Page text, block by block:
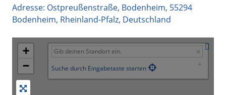
Adresse: Ostpreußenstraße, Bodenheim, 55294
Bodenheim, Rheinland-Pfalz, Deutschland
+
−
Suche durch Eingabetaste starten